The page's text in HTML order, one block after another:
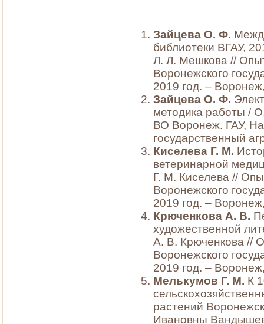
Зайцева О. Ф.
библиотеки ВГАУ,
Л. Л. Мешкова //
Воронежского
2019 год. –
Зайцева О. Ф.
методика работы /
ВО Воронеж. ГАУ,
государственный
Киселева Г. М.
ветеринарной
Г. М. Киселева //
Воронежского
2019 год. –
Крюченкова А. В.
художественной
А. В. Крюченкова //
Воронежского
2019 год. –
Мелькумов Г. М. К
растений
Ивановны